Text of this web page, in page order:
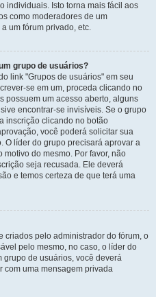
individuais. Isto torna mais fácil aos
como moderadores de um
um fórum privado, etc.
grupo de usuários?
link "Grupos de usuários" em seu
se em um, proceda clicando no
possuem um acesso aberto, alguns
encontrar-se invisíveis. Se o grupo
inscrição clicando no botão
você poderá solicitar sua
O líder do grupo precisará aprovar a
do mesmo. Por favor, não
seja recusada. Ele deverá
e temos certeza de que terá uma
criados pelo administrador do fórum, o
pelo mesmo, no caso, o líder do
grupo de usuários, você deverá
com uma mensagem privada